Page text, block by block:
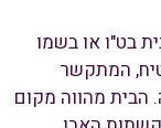
בט"ו או בשמו
המתקשר
מהווה מקום